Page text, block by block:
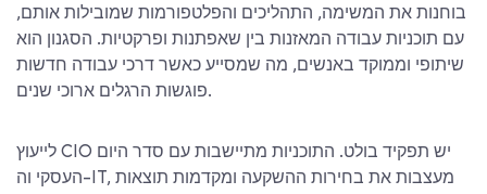
בוחנות את המשימה, התהליכים והפלטפורמות שמובילות אותם,
עם תוכניות עבודה המאזנות בין שאפתנות ופרקטיות. הסגנון הוא
שיתופי וממוקד באנשים, מה שמסייע כאשר דרכי עבודה חדשות
פוגשות הרגלים ארוכי שנים.
לייעוץ CIO יש תפקיד בולט. התוכניות מתיישבות עם סדר היום
העסקי וה-IT, מעצבות את בחירות ההשקעה ומקדמות תוצאות